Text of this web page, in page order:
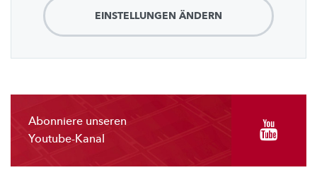
EINSTELLUNGEN ÄNDERN
Abonniere unseren
Youtube-Kanal